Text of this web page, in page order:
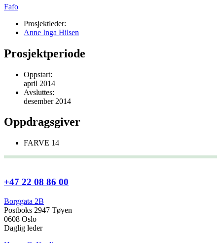
Fafo
Prosjektleder:
Anne Inga Hilsen
Prosjektperiode
Oppstart:
april 2014
Avsluttes:
desember 2014
Oppdragsgiver
FARVE 14
+47 22 08 86 00
Borggata 2B
Postboks 2947 Tøyen
0608 Oslo
Daglig leder